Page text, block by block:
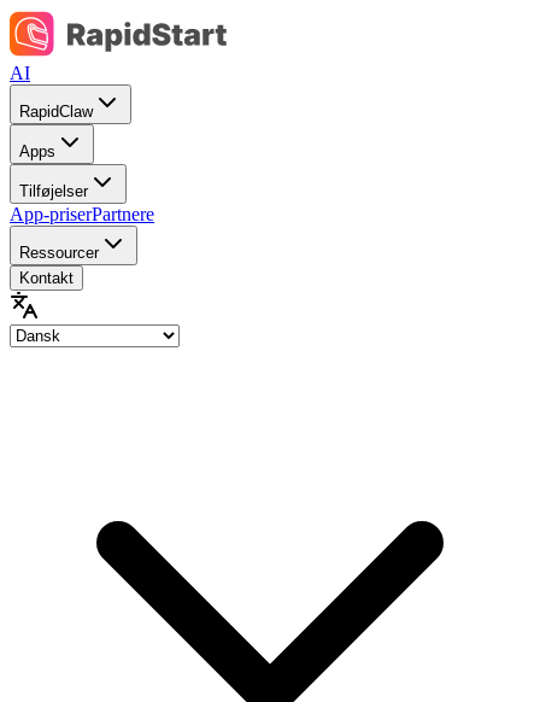
AI
RapidClaw
Apps
Tilføjelser
App-priserPartnere
Ressourcer
Kontakt